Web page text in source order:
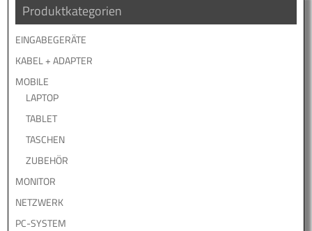
Produktkategorien
EINGABEGERÄTE
KABEL + ADAPTER
MOBILE
LAPTOP
TABLET
TASCHEN
ZUBEHÖR
MONITOR
NETZWERK
PC-SYSTEM